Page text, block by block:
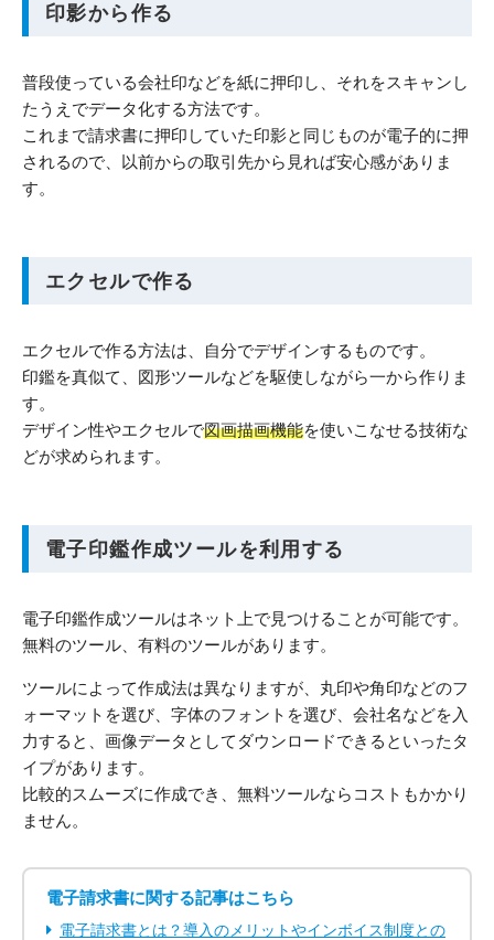
印影から作る
普段使っている会社印などを紙に押印し、それをスキャンし
たうえでデータ化する方法です。
これまで請求書に押印していた印影と同じものが電子的に押
されるので、以前からの取引先から見れば安心感がありま
す。
エクセルで作る
エクセルで作る方法は、自分でデザインするものです。
印鑑を真似て、図形ツールなどを駆使しながら一から作りま
す。
デザイン性やエクセルで図画描画機能を使いこなせる技術な
どが求められます。
電子印鑑作成ツールを利用する
電子印鑑作成ツールはネット上で見つけることが可能です。
無料のツール、有料のツールがあります。
ツールによって作成法は異なりますが、丸印や角印などのフ
ォーマットを選び、字体のフォントを選び、会社名などを入
力すると、画像データとしてダウンロードできるといったタ
イプがあります。
比較的スムーズに作成でき、無料ツールならコストもかかり
ません。
電子請求書に関する記事はこちら
電子請求書とは？導入のメリットやインボイス制度との